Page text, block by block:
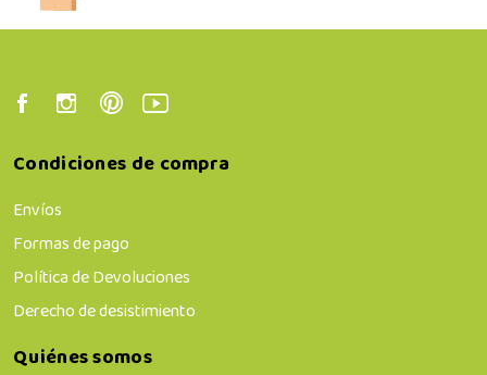
Condiciones de compra
Envíos
Formas de pago
Política de Devoluciones
Derecho de desistimiento
Quiénes somos